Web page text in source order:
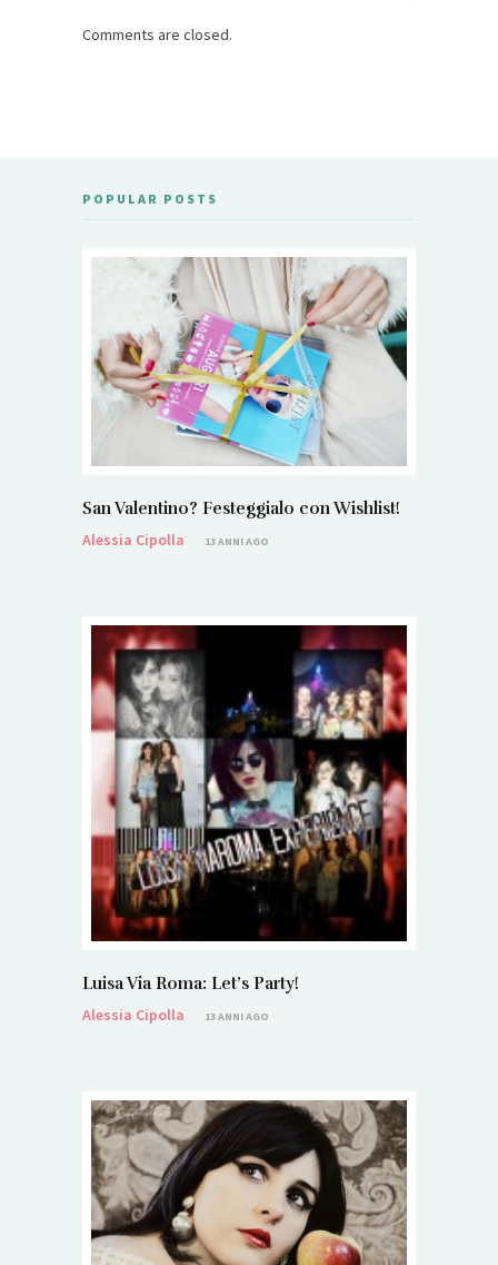
Comments are closed.
POPULAR POSTS
San Valentino? Festeggialo con Wishlist!
Alessia Cipolla
13 ANNI AGO
Luisa Via Roma: Let’s Party!
Alessia Cipolla
13 ANNI AGO